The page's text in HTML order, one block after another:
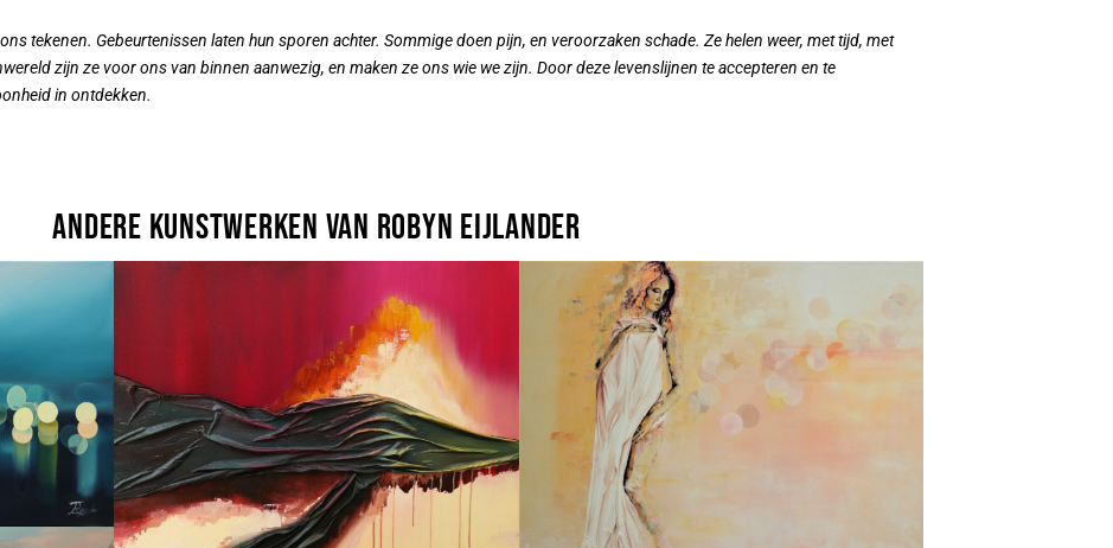
tekenen. Gebeurtenissen laten hun sporen achter. Sommige doen pijn, en veroorzaken schade. Ze helen weer, met tijd, met
zijn ze voor ons van binnen aanwezig, en maken ze ons wie we zijn. Door deze levenslijnen te accepteren en te
in ontdekken.
Andere kunstwerken van Robyn Eijlander